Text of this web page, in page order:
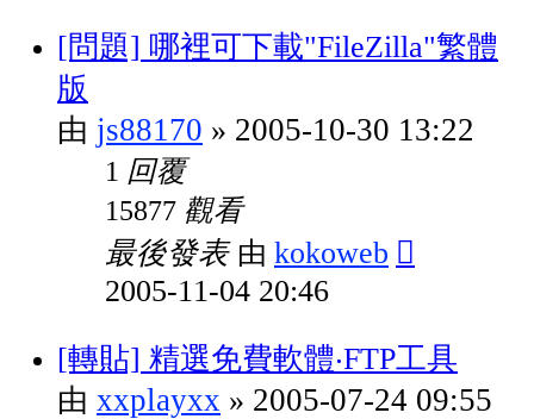
[問題] 哪裡可下載"FileZilla"繁體
版
由 js88170 » 2005-10-30 13:22
1 回覆
15877 觀看
最後發表 由 kokoweb
2005-11-04 20:46
[轉貼] 精選免費軟體‧FTP工具
由 xxplayxx » 2005-07-24 09:55